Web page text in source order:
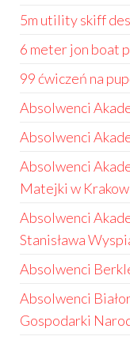
5m utility skiff
6 meter jon boat
99 ćwiczeń na
Absolwenci
Absolwenci
Absolwenci
Matejki w
Absolwenci
Stanisława
Absolwenci
Absolwenci
Gospodarki